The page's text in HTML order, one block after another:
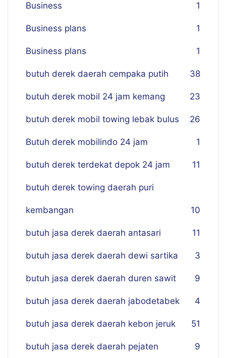
Business 1
Business plans 1
Business plans 1
butuh derek daerah cempaka putih 38
butuh derek mobil 24 jam kemang 23
butuh derek mobil towing lebak bulus 26
Butuh derek mobilindo 24 jam 1
butuh derek terdekat depok 24 jam 11
butuh derek towing daerah puri
kembangan 10
butuh jasa derek daerah antasari 11
butuh jasa derek daerah dewi sartika 3
butuh jasa derek daerah duren sawit 9
butuh jasa derek daerah jabodetabek 4
butuh jasa derek daerah kebon jeruk 51
butuh jasa derek daerah pejaten 9